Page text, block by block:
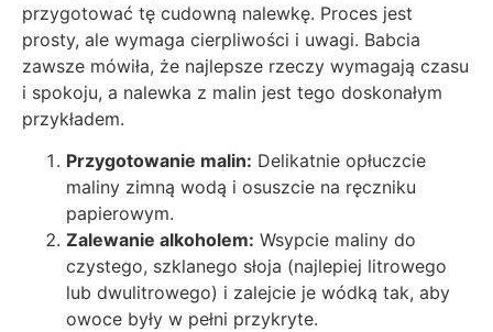
przygotować tę cudowną nalewkę. Proces jest
prosty, ale wymaga cierpliwości i uwagi. Babcia
zawsze mówiła, że najlepsze rzeczy wymagają czasu
i spokoju, a nalewka z malin jest tego doskonałym
przykładem.
Przygotowanie malin: Delikatnie opłuczcie
maliny zimną wodą i osuszcie na ręczniku
papierowym.
Zalewanie alkoholem: Wsypcie maliny do
czystego, szklanego słoja (najlepiej litrowego
lub dwulitrowego) i zalejcie je wódką tak, aby
owoce były w pełni przykryte.